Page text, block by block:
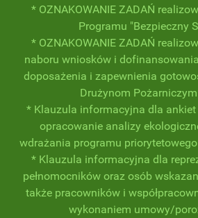
* OZNAKOWANIE ZADAŃ
Programu "Bezpieczny
* OZNAKOWANIE ZADAŃ
naboru wniosków i
doposażenia i zapewnienia
Drużynom
* Klauzula informacyjna dla
opracowanie analizy
wdrażania programu priorytetowego
* Klauzula informacyjna dla
pełnomocników oraz osób
także pracowników i
wykonaniem umowy/